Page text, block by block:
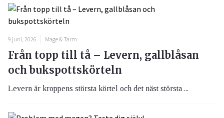
9 juni, 2026 Mage & Tarm
Från topp till tå – Levern, gallblåsan
och bukspottskörteln
Levern är kroppens största körtel och det näst största ...